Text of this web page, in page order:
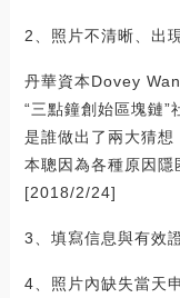
2、照片不清晰、出
丹華資本Dovey
“三點鐘創始區塊鏈
是誰做出了兩大猜想
本聰因為各種原因隱
[2018/2/24]
3、填寫信息與有效
4、照片內缺失當天